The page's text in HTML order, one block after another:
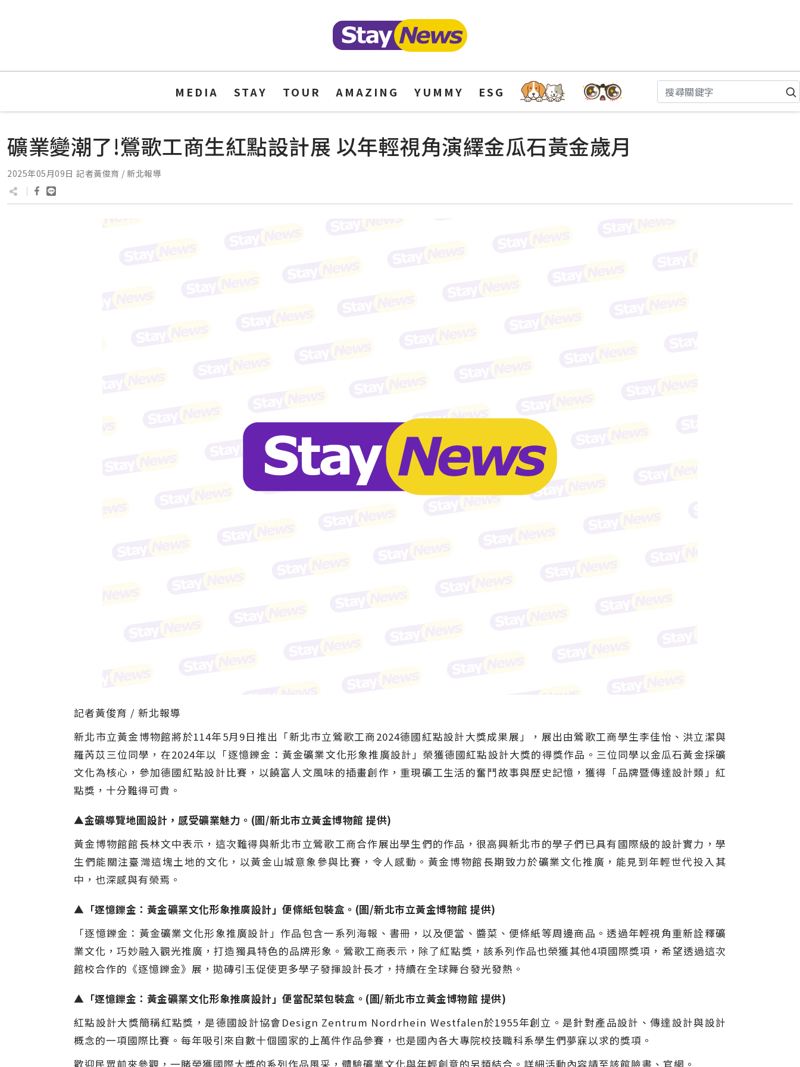
MEDIA STAY TOUR AMAZING YUMMY ESG
礦業變潮了!鶯歌工商生紅點設計展 以年輕視角演繹金瓜石黃金歲月
2025年05月09日 記者黃俊育 / 新北報導
記者黃俊育 / 新北報導
新北市立黃金博物館將於114年5月9日推出「新北市立鶯歌工商2024德國紅點設計大獎成果展」，展出由鶯歌工商學生李佳怡、洪立潔與
羅芮苡三位同學，在2024年以「逐憶鑠金：黃金礦業文化形象推廣設計」榮獲德國紅點設計大獎的得獎作品。三位同學以金瓜石黃金採礦
文化為核心，參加德國紅點設計比賽，以饒富人文風味的插畫創作，重現礦工生活的奮鬥故事與歷史記憶，獲得「品牌暨傳達設計類」紅
點獎，十分難得可貴。
▲金礦導覽地圖設計，感受礦業魅力。(圖/新北市立黃金博物館 提供)
黃金博物館館長林文中表示，這次難得與新北市立鶯歌工商合作展出學生們的作品，很高興新北市的學子們已具有國際級的設計實力，學
生們能關注臺灣這塊土地的文化，以黃金山城意象參與比賽，令人感動。黃金博物館長期致力於礦業文化推廣，能見到年輕世代投入其
中，也深感與有榮焉。
▲「逐憶鑠金：黃金礦業文化形象推廣設計」便條紙包裝盒。(圖/新北市立黃金博物館 提供)
「逐憶鑠金：黃金礦業文化形象推廣設計」作品包含一系列海報、書冊，以及便當、醬菜、便條紙等周邊商品。透過年輕視角重新詮釋礦
業文化，巧妙融入觀光推廣，打造獨具特色的品牌形象。鶯歌工商表示，除了紅點獎，該系列作品也榮獲其他4項國際獎項，希望透過這次
館校合作的《逐憶鑠金》展，拋磚引玉促使更多學子發揮設計長才，持續在全球舞台發光發熱。
▲「逐憶鑠金：黃金礦業文化形象推廣設計」便當配菜包裝盒。(圖/新北市立黃金博物館 提供)
紅點設計大獎簡稱紅點獎，是德國設計協會Design Zentrum Nordrhein Westfalen於1955年創立。是針對產品設計、傳達設計與設計
概念的一項國際比賽。每年吸引來自數十個國家的上萬件作品參賽，也是國內各大專院校技職科系學生們夢寐以求的獎項。
歡迎民眾前來參觀，一睹榮獲國際大獎的系列作品風采，體驗礦業文化與年輕創意的另類結合。詳細活動內容請至該館臉書、官網。